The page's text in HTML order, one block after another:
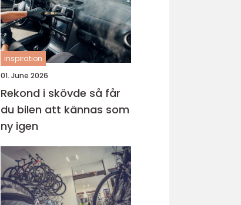
inspiration
01. June 2026
Rekond i skövde så får
du bilen att kännas som
ny igen